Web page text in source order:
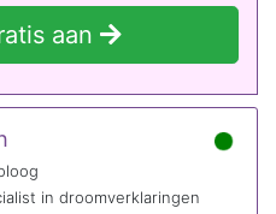
aan
in droomverklaringen